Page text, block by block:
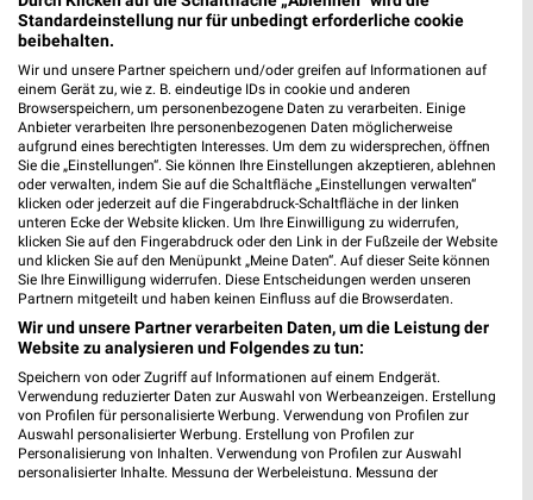
Ernsting's family Seelze
30926 Seelze
Heute geschlossen
257,36 km
Ernsting's family Langenhagen
Walsroder Straße 123-125
30853 Langenhagen
Heute geschlossen
248,33 km
Ernsting's family Hannover
Anderter Str. 1-3
30629 Hannover
Standardeinstellung nur für unbedingt erforderliche cookie
beibehalten.
Wir und unsere Partner speichern und/oder greifen auf Informationen auf
einem Gerät zu, wie z. B. eindeutige IDs in cookie und anderen
Browserspeichern, um personenbezogene Daten zu verarbeiten. Einige
Anbieter verarbeiten Ihre personenbezogenen Daten möglicherweise
aufgrund eines berechtigten Interesses. Um dem zu widersprechen, öffnen
Sie die „Einstellungen“. Sie können Ihre Einstellungen akzeptieren, ablehnen
oder verwalten, indem Sie auf die Schaltfläche „Einstellungen verwalten“
klicken oder jederzeit auf die Fingerabdruck-Schaltfläche in der linken
unteren Ecke der Website klicken. Um Ihre Einwilligung zu widerrufen,
klicken Sie auf den Fingerabdruck oder den Link in der Fußzeile der Website
und klicken Sie auf den Menüpunkt „Meine Daten“. Auf dieser Seite können
Sie Ihre Einwilligung widerrufen. Diese Entscheidungen werden unseren
Partnern mitgeteilt und haben keinen Einfluss auf die Browserdaten.
Wir und unsere Partner verarbeiten Daten, um die Leistung der
Website zu analysieren und Folgendes zu tun:
Speichern von oder Zugriff auf Informationen auf einem Endgerät.
Verwendung reduzierter Daten zur Auswahl von Werbeanzeigen. Erstellung
von Profilen für personalisierte Werbung. Verwendung von Profilen zur
Auswahl personalisierter Werbung. Erstellung von Profilen zur
Personalisierung von Inhalten. Verwendung von Profilen zur Auswahl
personalisierter Inhalte. Messung der Werbeleistung. Messung der